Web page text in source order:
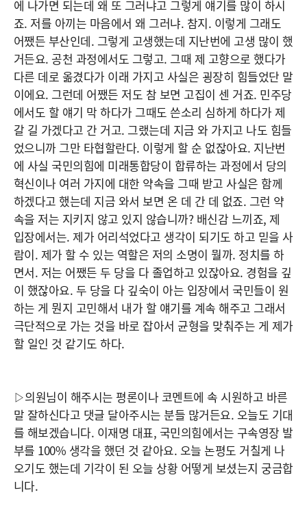
에 나가면 되는데 왜 또 그러냐고 그렇게 얘기를 많이 하시
죠. 저를 아끼는 마음에서 왜 그러냐. 참지. 이렇게 그래도
어쨌든 부산인데. 그렇게 고생했는데 지난번에 고생 많이 했
거든요. 공천 과정에서도 그렇고. 그때 제 고향으로 했다가
다른 데로 옮겼다가 이래 가지고 사실은 굉장히 힘들었단 말
이에요. 그런데 어쨌든 저도 참 보면 고집이 센 거죠. 민주당
에서도 할 얘기 막 하다가 그때도 쓴소리 심하게 하다가 제
갈 길 가겠다고 간 거고. 그랬는데 지금 와 가지고 나도 힘들
었으니까 그만 타협할란다. 이렇게 할 순 없잖아요. 지난번
에 사실 국민의힘에 미래통합당이 합류하는 과정에서 당의
혁신이나 여러 가지에 대한 약속을 그때 받고 사실은 함께
하겠다고 했는데 지금 와서 보면 온 데 간 데 없죠. 그런 약
속을 저는 지키지 않고 있지 않습니까? 배신감 느끼죠, 제
입장에서는. 제가 어리석었다고 생각이 되기도 하고 믿을 사
람이. 제가 할 수 있는 역할은 저의 소명이 뭘까. 정치를 하
면서. 저는 어쨌든 두 당을 다 졸업하고 있잖아요. 경험을 깊
이 했잖아요. 두 당을 다 깊숙이 아는 입장에서 국민들이 원
하는 게 뭔지 고민해서 내가 할 얘기를 계속 해주고 그래서
극단적으로 가는 것을 바로 잡아서 균형을 맞춰주는 게 제가
할 일인 것 같기도 하다.
▷의원님이 해주시는 평론이나 코멘트에 속 시원하고 바른
말 잘하신다고 댓글 달아주시는 분들 많거든요. 오늘도 기대
를 해보겠습니다. 이재명 대표, 국민의힘에서는 구속영장 발
부를 100% 생각을 했던 것 같아요. 오늘 논평도 거칠게 나
오기도 했는데 기각이 된 오늘 상황 어떻게 보셨는지 궁금합
니다.